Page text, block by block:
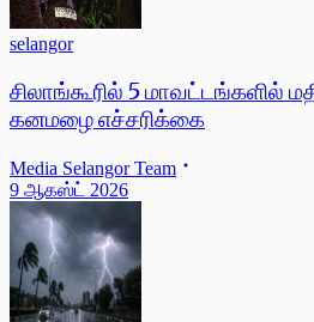
selangor
சிலாங்கூரில் 5 மாவட்டங்களில்
கனமழை எச்சரிக்கை
Media Selangor Team
9 ஆகஸ்ட் 2026